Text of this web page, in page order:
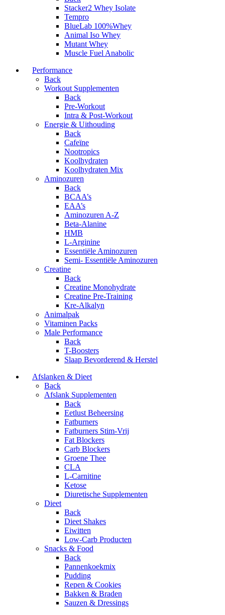
Stacker2 Whey Isolate
Tempro
BlueLab 100%Whey
Animal Iso Whey
Mutant Whey
Muscle Fuel Anabolic
Performance
Back
Workout Supplementen
Back
Pre-Workout
Intra & Post-Workout
Energie & Uithouding
Back
Cafeïne
Nootropics
Koolhydraten
Koolhydraten Mix
Aminozuren
Back
BCAA’s
EAA’s
Aminozuren A-Z
Beta-Alanine
HMB
L-Arginine
Essentiële Aminozuren
Semi- Essentiële Aminozuren
Creatine
Back
Creatine Monohydrate
Creatine Pre-Training
Kre-Alkalyn
Animalpak
Vitaminen Packs
Male Performance
Back
T-Boosters
Slaap Bevorderend & Herstel
Afslanken & Dieet
Back
Afslank Supplementen
Back
Eetlust Beheersing
Fatburners
Fatburners Stim-Vrij
Fat Blockers
Carb Blockers
Groene Thee
CLA
L-Carnitine
Ketose
Diuretische Supplementen
Dieet
Back
Dieet Shakes
Eiwitten
Low-Carb Producten
Snacks & Food
Back
Pannenkoekmix
Pudding
Repen & Cookies
Bakken & Braden
Sauzen & Dressings